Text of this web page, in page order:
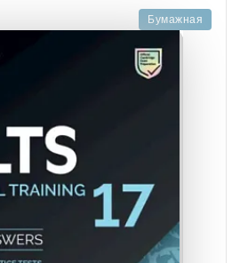
Бумажная